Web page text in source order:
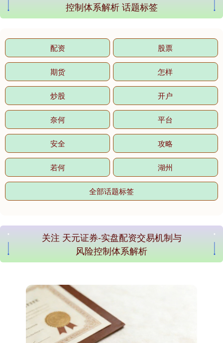
控制体系解析 话题标签
配资 股票
期货 怎样
炒股 开户
奈何 平台
安全 攻略
若何 湖州
全部话题标签
关注 天元证券-实盘配资交易机制与
风险控制体系解析